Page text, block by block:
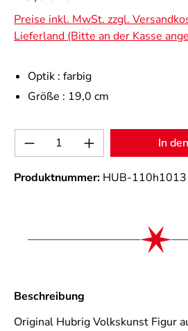
Preise inkl. MwSt. zzgl.
Lieferland (Bitte an der Kasse
Optik : farbig
Größe : 19,0 cm
Produkt Anzahl: GibIn
Produktnummer: HUB-110h1013
Beschreibung
Original Hubrig Volkskunst Figur